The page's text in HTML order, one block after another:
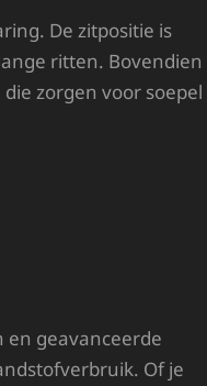
De zitpositie is
ritten. Bovendien
zorgen voor soepel
en geavanceerde
Of je